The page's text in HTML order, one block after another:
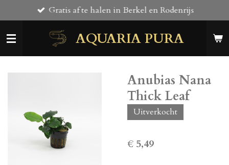
direct
naar
AQUARIA PURA
Gratis af te halen in Berkel en Rodenrijs
Anubias Nana
Thick Leaf
Uitverkocht
€ 5,49